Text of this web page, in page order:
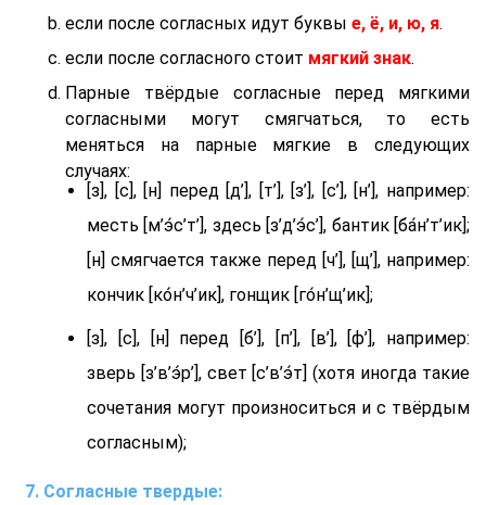
если после согласных идут буквы е, ё, и, ю, я.
если после согласного стоит мягкий знак.
Парные твёрдые согласные перед мягкими
согласными могут смягчаться, то есть
меняться на парные мягкие в следующих
случаях:
[з], [с], [н] перед [д’], [т’], [з’], [с’], [н’], например:
месть [м’э́с’т’], здесь [з’д’э́с’], бантик [ба́н’т’ик];
[н] смягчается также перед [ч’], [щ’], например:
кончик [ко́н’ч’ик], гонщик [го́н’щ’ик];
[з], [с], [н] перед [б’], [п’], [в’], [ф’], например:
зверь [з’в’э́р’], свет [с’в’э́т] (хотя иногда такие
сочетания могут произноситься и с твёрдым
согласным);
Согласные твердые: